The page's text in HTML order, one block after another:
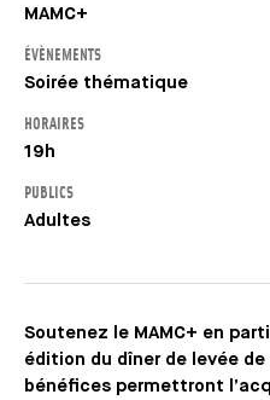
MAMC+
ÉVÈNEMENTS
Soirée thématique
HORAIRES
19h
PUBLICS
Adultes
Soutenez le MAMC+ en
édition du dîner de levée
bénéfices permettront